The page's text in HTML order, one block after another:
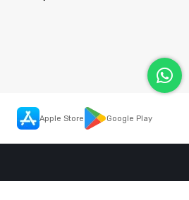
Apple Store Google Play